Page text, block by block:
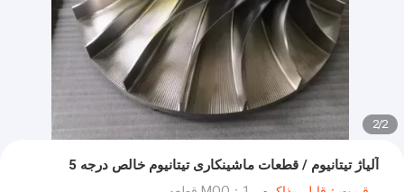
2
/
2
آلیاژ تیتانیوم / قطعات ماشینکاری تیتانیوم خالص درجه 5